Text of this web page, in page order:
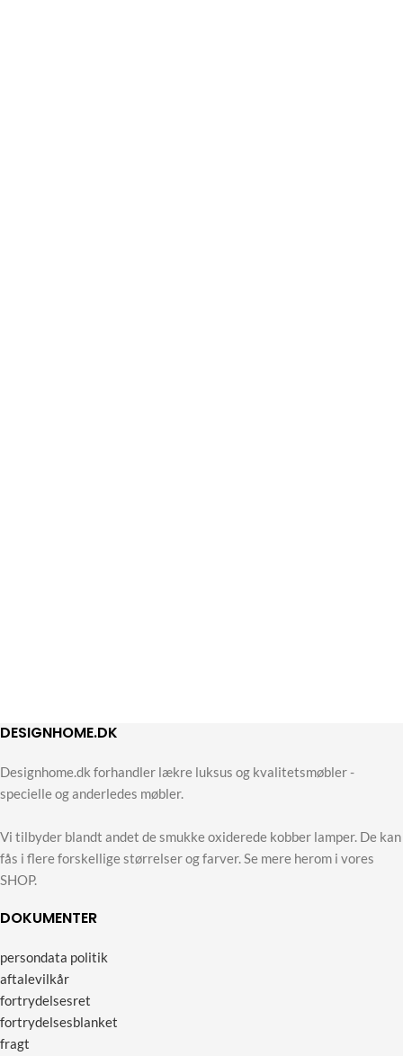
DESIGNHOME.DK
Designhome.dk forhandler lækre luksus og kvalitetsmøbler -
specielle og anderledes møbler.
Vi tilbyder blandt andet de smukke oxiderede kobber lamper. De kan
fås i flere forskellige størrelser og farver. Se mere herom i vores
SHOP.
DOKUMENTER
persondata politik
aftalevilkår
fortrydelsesret
fortrydelsesblanket
fragt